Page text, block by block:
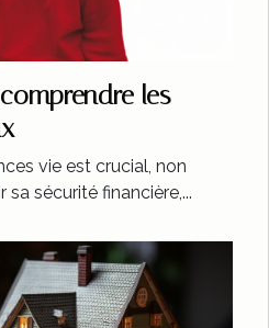
les
vie est crucial, non
sécurité financière,...